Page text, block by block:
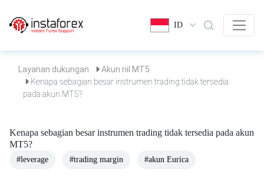
ID
Layanan dukungan
Akun riil MT5
Kenapa sebagian besar instrumen trading tidak tersedia
pada akun MT5?
Kenapa sebagian besar instrumen trading tidak tersedia pada akun
MT5?
#leverage #trading margin #akun Eurica